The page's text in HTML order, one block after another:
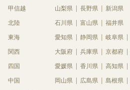
甲信越 山梨県 長野県 新潟県
北陸 石川県 富山県 福井県
東海 愛知県 静岡県 岐阜県
関西 大阪府 兵庫県 京都府
四国 愛媛県 香川県 高知県
中国 岡山県 広島県 島根県